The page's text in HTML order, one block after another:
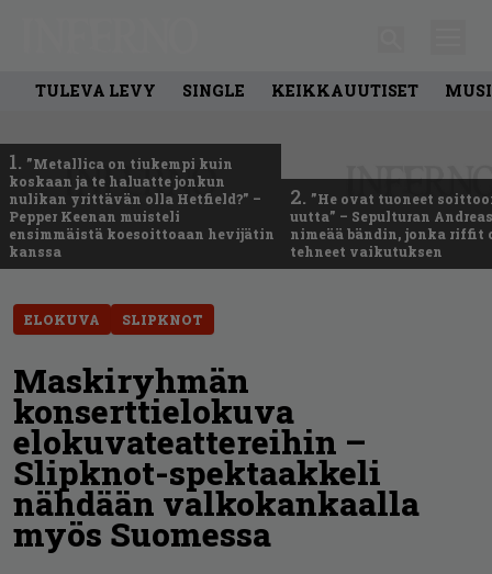
TULEVA LEVY SINGLE KEIKKAUUTISET
1. ”Metallica on tiukempi kuin
koskaan ja te haluatte jonkun
nulikan yrittävän olla Hetfield?” –
Pepper Keenan muisteli
ensimmäistä koesoittoaan hevijätin
kanssa
2. ”He ovat tuoneet
uutta” – Sepulturan
nimeää bändin, jonka riffit
tehneet vaikutuksen
ELOKUVA SLIPKNOT
Maskiryhmän
konserttielokuva
elokuvateattereihin –
Slipknot-spektaakkeli
nähdään valkokankaalla
myös Suomessa